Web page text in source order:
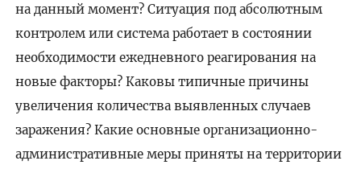
на данный момент? Ситуация под абсолютным
контролем или система работает в состоянии
необходимости ежедневного реагирования на
новые факторы? Каковы типичные причины
увеличения количества выявленных случаев
заражения? Какие основные организационно-
административные меры приняты на территории